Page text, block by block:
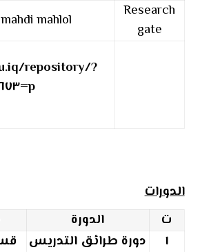
Research
gate
mahlol
repository/?
p=٢٦٧٣
الدورات
ت
الدورة
١
دورة طرائق التدريس